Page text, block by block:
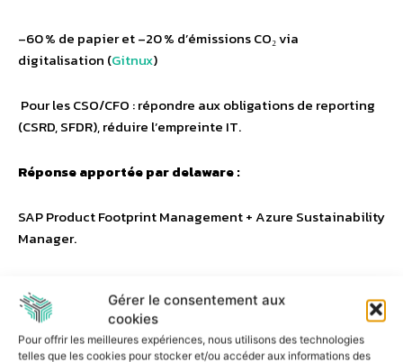
Gérer le consentement aux
cookies
Pour offrir les meilleures expériences, nous utilisons des technologies
telles que les cookies pour stocker et/ou accéder aux informations des
–60 % de papier et –20 % d’émissions CO₂ via
digitalisation (Gitnux)
Pour les CSO/CFO : répondre aux obligations de reporting
(CSRD, SFDR), réduire l’empreinte IT.
Réponse apportée par delaware :
SAP Product Footprint Management + Azure Sustainability
Manager.
12 à 20. Autres tendances
structurantes